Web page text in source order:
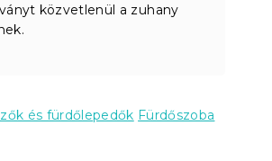
közvetlenül a zuhany
és fürdőlepedők Fürdőszoba